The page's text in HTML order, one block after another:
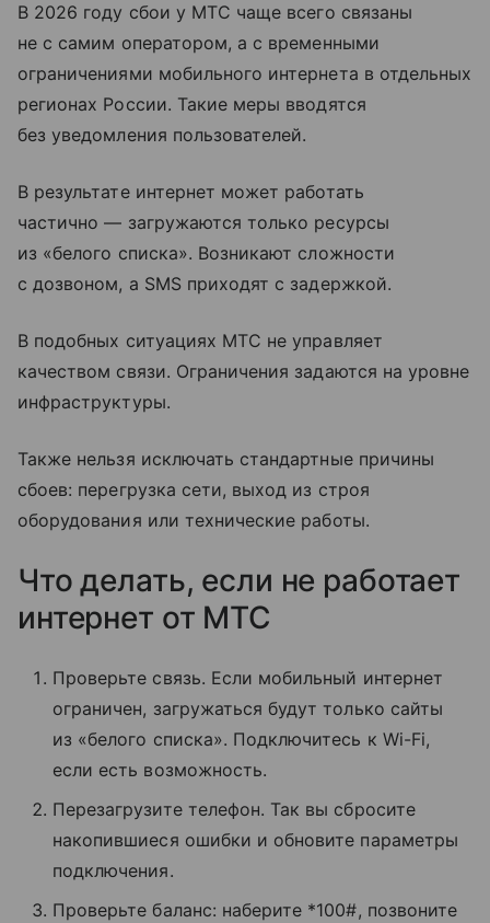
В 2026 году сбои у МТС чаще всего связаны
не с самим оператором, а с временными
ограничениями мобильного интернета в отдельных
регионах России. Такие меры вводятся
без уведомления пользователей.
В результате интернет может работать
частично — загружаются только ресурсы
из «белого списка». Возникают сложности
с дозвоном, а SMS приходят с задержкой.
В подобных ситуациях МТС не управляет
качеством связи. Ограничения задаются на уровне
инфраструктуры.
Также нельзя исключать стандартные причины
сбоев: перегрузка сети, выход из строя
оборудования или технические работы.
Что делать, если не работает
интернет от МТС
Проверьте связь. Если мобильный интернет
ограничен, загружаться будут только сайты
из «белого списка». Подключитесь к Wi-Fi,
если есть возможность.
Перезагрузите телефон. Так вы сбросите
накопившиеся ошибки и обновите параметры
подключения.
Проверьте баланс: наберите *100#, позвоните